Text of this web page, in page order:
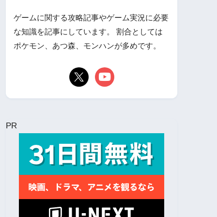
ゲームに関する攻略記事やゲーム実況に必要
な知識を記事にしています。 割合としては
ポケモン、あつ森、モンハンが多めです。
PR